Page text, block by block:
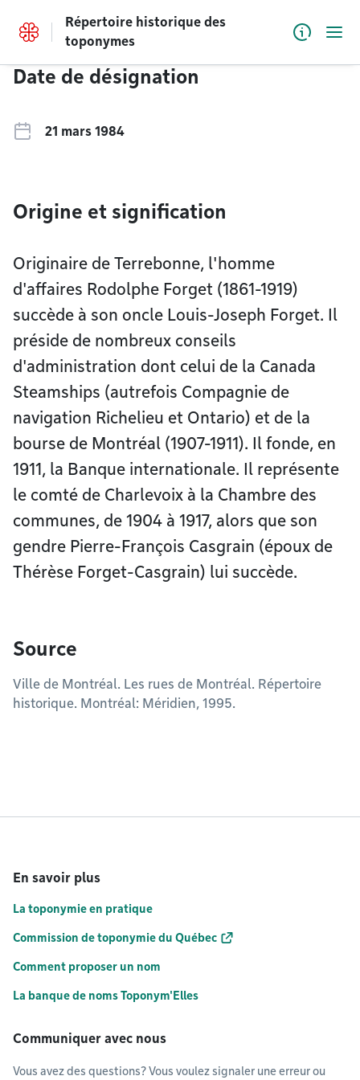
Répertoire historique des
toponymes
Menu
Date de désignation
21 mars 1984
Origine et signification
Originaire de Terrebonne, l'homme
d'affaires Rodolphe Forget (1861-1919)
succède à son oncle Louis-Joseph Forget. Il
préside de nombreux conseils
d'administration dont celui de la Canada
Steamships (autrefois Compagnie de
navigation Richelieu et Ontario) et de la
bourse de Montréal (1907-1911). Il fonde, en
1911, la Banque internationale. Il représente
le comté de Charlevoix à la Chambre des
communes, de 1904 à 1917, alors que son
gendre Pierre-François Casgrain (époux de
Thérèse Forget-Casgrain) lui succède.
Source
Ville de Montréal. Les rues de Montréal. Répertoire
historique. Montréal: Méridien, 1995.
En savoir plus
La toponymie en pratique
Commission de toponymie du Québec
Comment proposer un nom
La banque de noms Toponym'Elles
Communiquer avec nous
Vous avez des questions? Vous voulez signaler une erreur ou